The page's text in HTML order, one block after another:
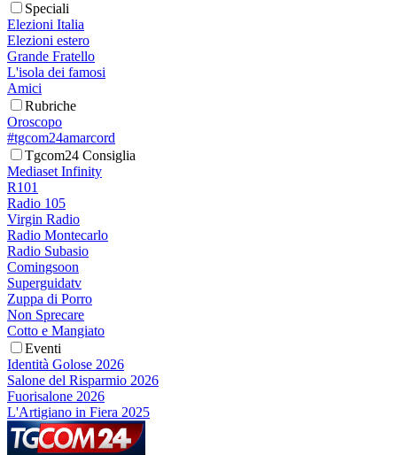
Speciali
Elezioni Italia
Elezioni estero
Grande Fratello
L'isola dei famosi
Amici
Rubriche
Oroscopo
#tgcom24amarcord
Tgcom24 Consiglia
Mediaset Infinity
R101
Radio 105
Virgin Radio
Radio Montecarlo
Radio Subasio
Comingsoon
Superguidatv
Zuppa di Porro
Non Sprecare
Cotto e Mangiato
Eventi
Identità Golose 2026
Salone del Risparmio 2026
Fuorisalone 2026
L'Artigiano in Fiera 2025